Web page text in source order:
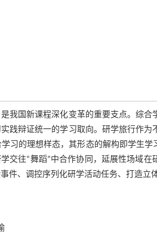
我国新课程深化变革的重要支点。综
践辩证统一的学习取向。研学旅行作
习的理想样态，其形态的解构即学生
交往“舞蹈”中合作协同，延展性场域
件、调控序列化研学活动任务、打造